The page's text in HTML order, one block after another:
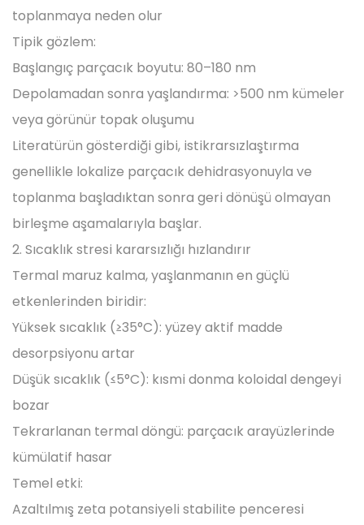
toplanmaya neden olur
Tipik gözlem:
Başlangıç parçacık boyutu: 80–180 nm
Depolamadan sonra yaşlandırma: >500 nm kümeler
veya görünür topak oluşumu
Literatürün gösterdiği gibi, istikrarsızlaştırma
genellikle lokalize parçacık dehidrasyonuyla ve
toplanma başladıktan sonra geri dönüşü olmayan
birleşme aşamalarıyla başlar.
2. Sıcaklık stresi kararsızlığı hızlandırır
Termal maruz kalma, yaşlanmanın en güçlü
etkenlerinden biridir:
Yüksek sıcaklık (≥35°C): yüzey aktif madde
desorpsiyonu artar
Düşük sıcaklık (≤5°C): kısmi donma koloidal dengeyi
bozar
Tekrarlanan termal döngü: parçacık arayüzlerinde
kümülatif hasar
Temel etki:
Azaltılmış zeta potansiyeli stabilite penceresi